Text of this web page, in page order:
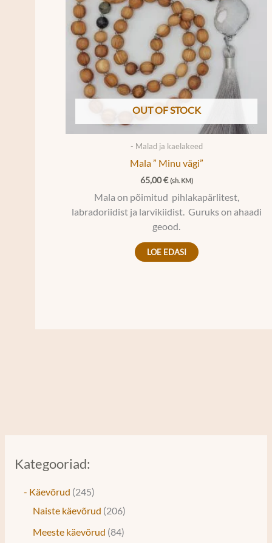
Kategooriad:
- Käevõrud 245
Naiste käevõrud 206
Meeste käevõrud 84
OUT OF STOCK
- Malad ja kaelakeed
Mala ” Minu vägi”
65,00€ (sh. KM)
Mala on põimitud pihlakapärlitest,
labradoriidist ja larvikiidist. Guruks on ahaadi
geood.
LOE EDASI